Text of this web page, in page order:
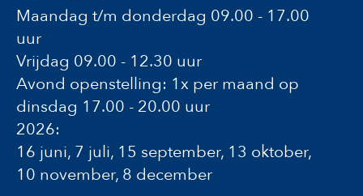
Maandag t/m donderdag 09.00 - 17.00
uur
Vrijdag 09.00 - 12.30 uur
Avond openstelling: 1x per maand op
dinsdag 17.00 - 20.00 uur
2026:
16 juni, 7 juli, 15 september, 13 oktober,
10 november, 8 december